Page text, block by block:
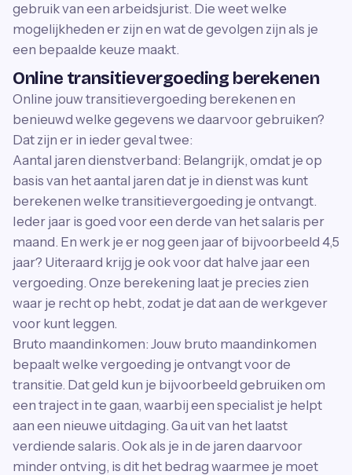
gebruik van een arbeidsjurist. Die weet welke
mogelijkheden er zijn en wat de gevolgen zijn als je
een bepaalde keuze maakt.
Online transitievergoeding berekenen
Online jouw transitievergoeding berekenen en
benieuwd welke gegevens we daarvoor gebruiken?
Dat zijn er in ieder geval twee:
Aantal jaren dienstverband: Belangrijk, omdat je op
basis van het aantal jaren dat je in dienst was kunt
berekenen welke transitievergoeding je ontvangt.
Ieder jaar is goed voor een derde van het salaris per
maand. En werk je er nog geen jaar of bijvoorbeeld 4,5
jaar? Uiteraard krijg je ook voor dat halve jaar een
vergoeding. Onze berekening laat je precies zien
waar je recht op hebt, zodat je dat aan de werkgever
voor kunt leggen.
Bruto maandinkomen: Jouw bruto maandinkomen
bepaalt welke vergoeding je ontvangt voor de
transitie. Dat geld kun je bijvoorbeeld gebruiken om
een traject in te gaan, waarbij een specialist je helpt
aan een nieuwe uitdaging. Ga uit van het laatst
verdiende salaris. Ook als je in de jaren daarvoor
minder ontving, is dit het bedrag waarmee je moet